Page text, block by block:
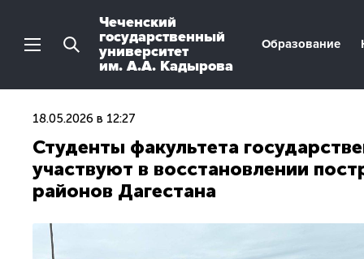
Чеченский
государственный
университет
им. А.А. Кадырова
Образование
18.05.2026 в 12:27
Студенты факультета
участвуют в восстановлении
районов Дагестана